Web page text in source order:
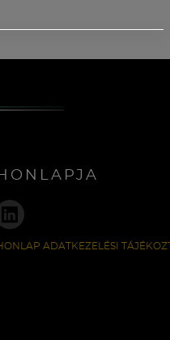
ADATKEZELÉSI